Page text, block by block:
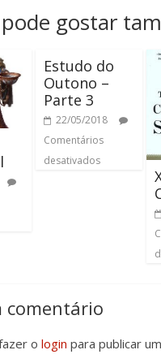
gostar
Estudo do
Outono –
Parte 3
22/05/2018
Comentários
desativados
comentário
o login para publicar